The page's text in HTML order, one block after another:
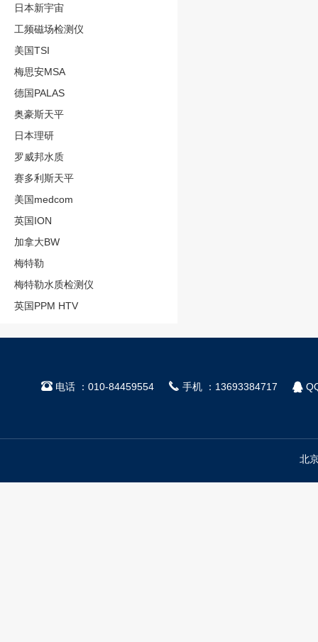
日本新宇宙
工频磁场检测仪
美国TSI
梅思安MSA
德国PALAS
奥豪斯天平
日本理研
罗威邦水质
赛多利斯天平
美国medcom
英国ION
加拿大BW
梅特勒
梅特勒水质检测仪
英国PPM HTV
电话 ：010-84459554  手机 ：13693384717 
北